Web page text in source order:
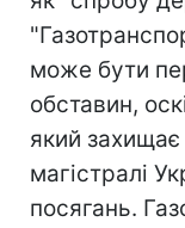
може бути
обставин,
який захищає
магістралі
посягань.